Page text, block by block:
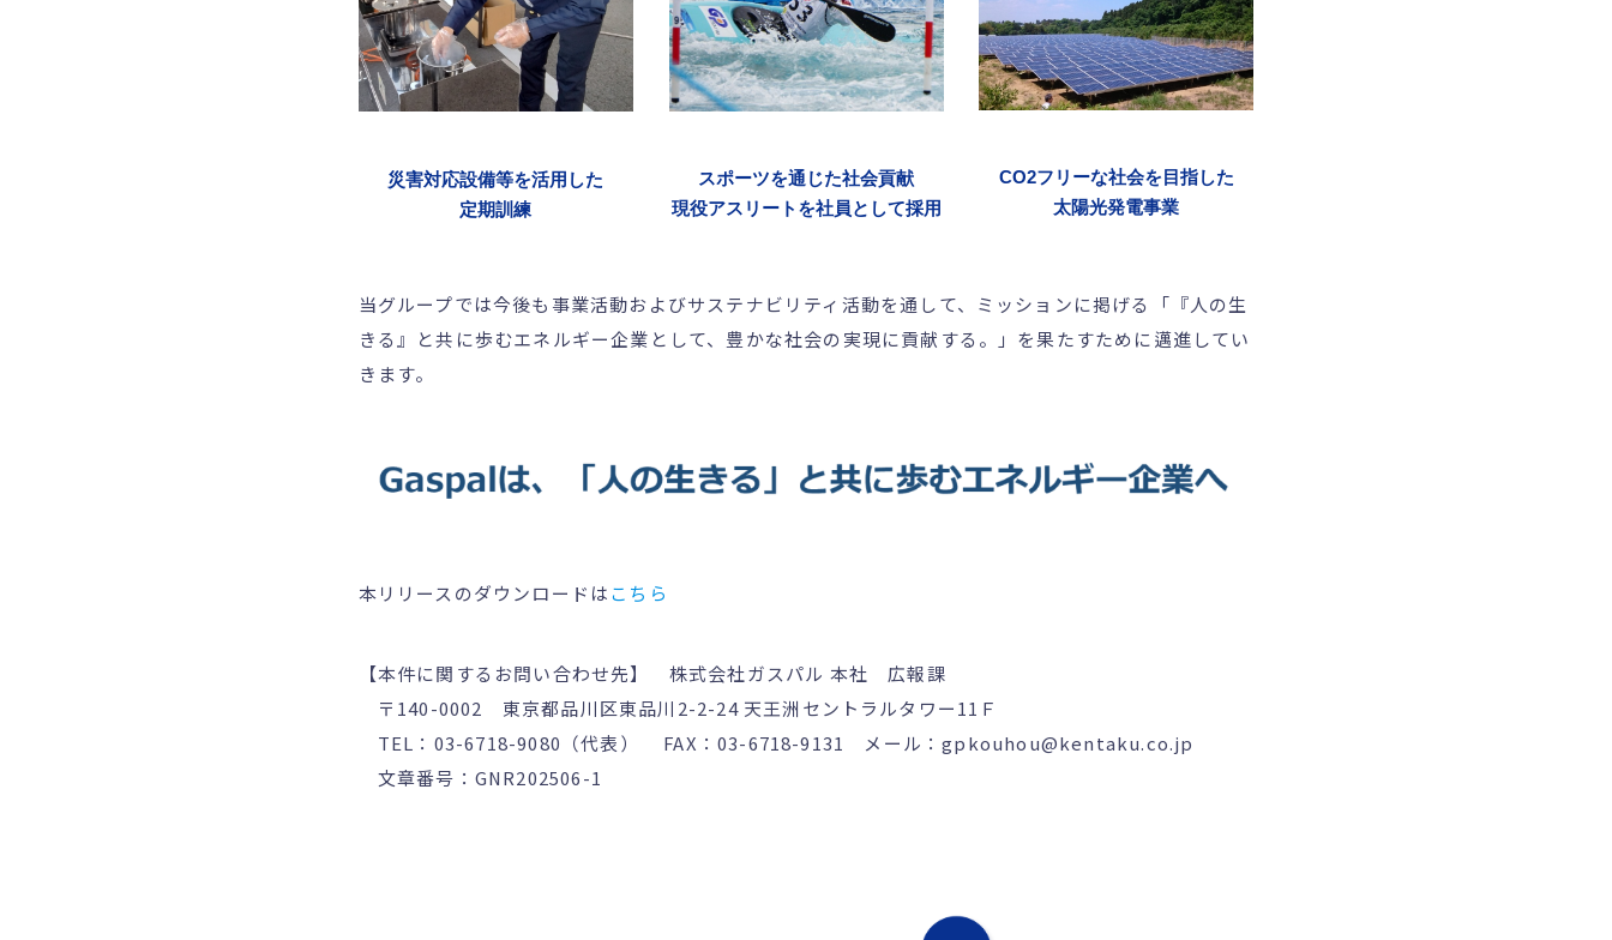
災害対応設備等を活用した
定期訓練
スポーツを通じた社会貢献
現役アスリートを社員として採用
CO2フリーな社会を目指した
太陽光発電事業
当グループでは今後も事業活動およびサステナビリティ活動を通して、ミッションに掲げる「『人の生
きる』と共に歩むエネルギー企業として、豊かな社会の実現に貢献する。」を果たすために邁進してい
きます。
本リリースのダウンロードはこちら
【本件に関するお問い合わせ先】 株式会社ガスパル 本社 広報課
〒140-0002 東京都品川区東品川2-2-24 天王洲セントラルタワー11Ｆ
TEL：03-6718-9080（代表） FAX：03-6718-9131 メール：gpkouhou@kentaku.co.jp
文章番号：GNR202506-1